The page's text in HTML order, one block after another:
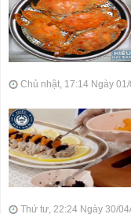
Chủ nhật, 17:14 Ngày
Thứ tư, 22:24 Ngày 30/